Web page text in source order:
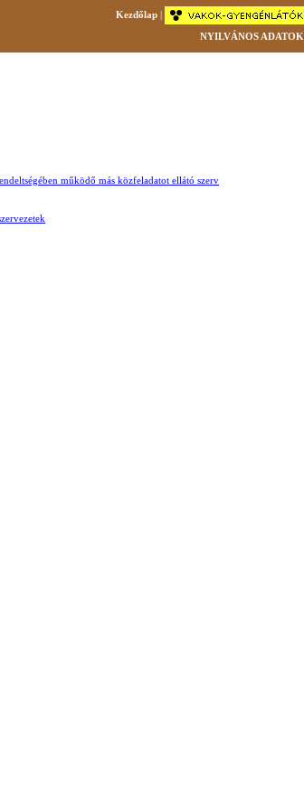
Kezdőlap |
NYILVÁNOS ADATOK
működő más közfeladatot ellátó szerv